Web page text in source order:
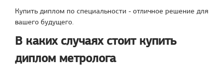
Купить диплом по специальности - отличное решение для
вашего будущего.
В каких случаях стоит купить
диплом метролога